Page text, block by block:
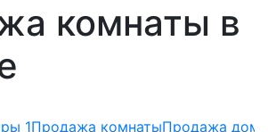
комнаты в
1Продажа комнатыПродажа дома